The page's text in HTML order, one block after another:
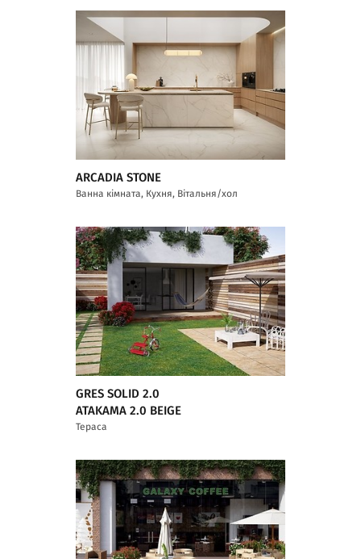
ARCADIA STONE
Ванна кімната, Кухня, Вітальня/хол
GRES SOLID 2.0
ATAKAMA 2.0 BEIGE
Тераса